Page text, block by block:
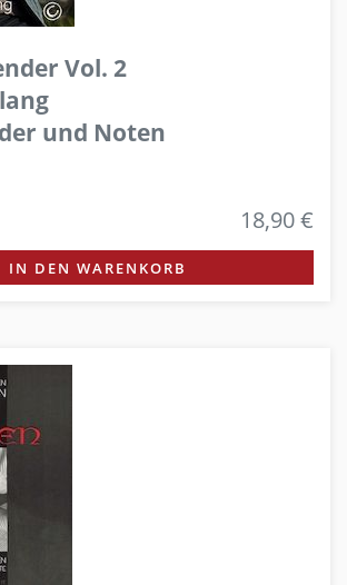
Vol. 2
und Noten
18,90 €
IN DEN WARENKORB